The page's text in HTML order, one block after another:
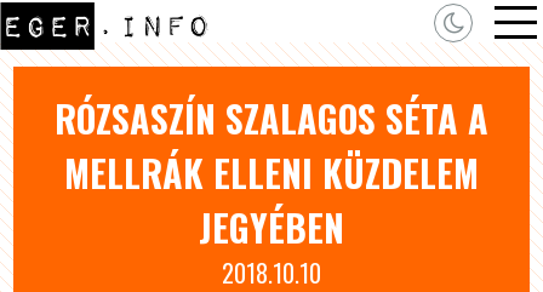
RÓZSASZÍN SZALAGOS SÉTA A
MELLRÁK ELLENI KÜZDELEM
JEGYÉBEN
2018.10.10